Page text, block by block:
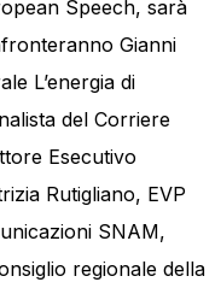
Speech, sarà
Gianni
L’energia di
del Corriere
Esecutivo
Rutigliano, EVP
SNAM,
regionale della